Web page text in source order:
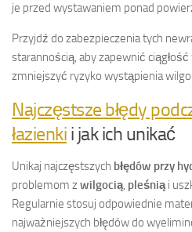
je przed wystawaniem ponad
Przyjdź do zabezpieczenia tych
starannością, aby zapewnić
zmniejszyć ryzyko wystąpienia
Najczęstsze błędy
łazienki i jak ich unikać
Unikaj najczęstszych błędów przy
problemom zwilgocią, pleśniąi
Regularnie stosuj odpowiednie
najważniejszych błędów do